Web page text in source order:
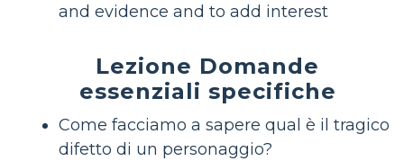
and evidence and to add interest
Lezione Domande
essenziali specifiche
Come facciamo a sapere qual è il tragico
difetto di un personaggio?